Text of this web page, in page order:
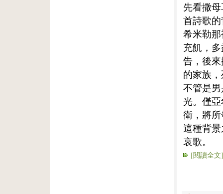
先看撒
首詩歌
希米勒
充飢，
告，後
的家族
不管是
光。僅
衛，將
這種背
哀歌。
[閱讀全文]